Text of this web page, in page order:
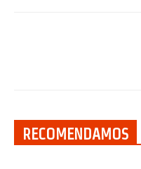
RECOMENDAMOS